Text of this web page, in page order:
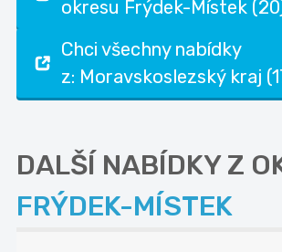
okresu Frýdek-Místek
Chci všechny nabídky
z: Moravskoslezský kraj
DALŠÍ NABÍDKY Z
FRÝDEK-MÍSTEK